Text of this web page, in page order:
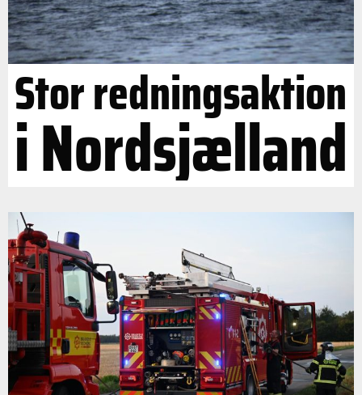
Stor redningsaktion
i Nordsjælland